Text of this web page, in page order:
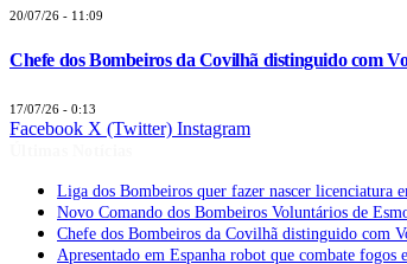
20/07/26 - 11:09
Chefe dos Bombeiros da Covilhã distinguido com
17/07/26 - 0:13
Facebook X (Twitter) Instagram
Liga dos Bombeiros quer fazer nascer licenciatura
Novo Comando dos Bombeiros Voluntários de
Chefe dos Bombeiros da Covilhã distinguido com
Apresentado em Espanha robot que combate fogos